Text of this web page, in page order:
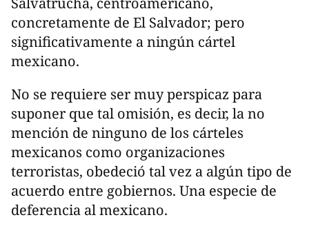
concretamente de El Salvador; pero
significativamente a ningún cártel
mexicano.
No se requiere ser muy perspicaz para
suponer que tal omisión, es decir, la no
mención de ninguno de los cárteles
mexicanos como organizaciones
terroristas, obedeció tal vez a algún tipo de
acuerdo entre gobiernos. Una especie de
deferencia al mexicano.